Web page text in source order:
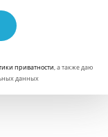
приватности, а также даю
данных